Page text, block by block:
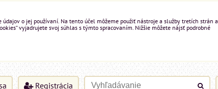
Registrácia
o jej používaní. Na tento účel môžeme použiť nástroje a služby tretích strán a
vyjadrujete svoj súhlas s týmto spracovaním. Nižšie môžete nájsť podrobné